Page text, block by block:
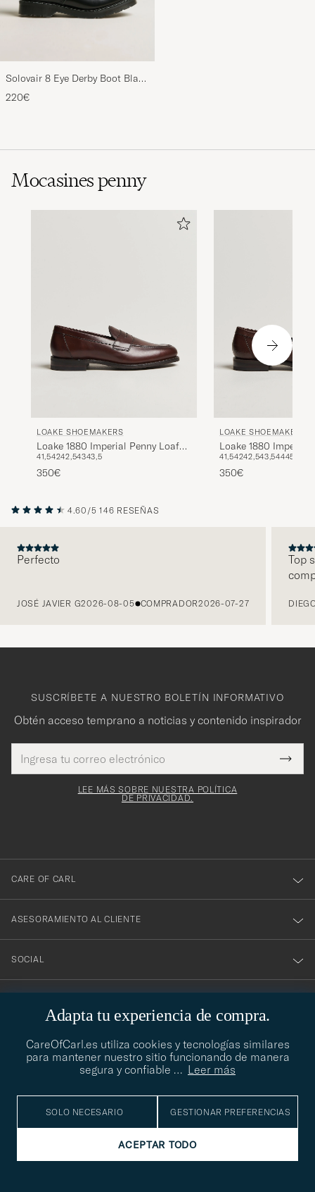
Solovair 8 Eye Derby Boot Black
Shine
220€
Mocasines penny
LOAKE SHOEMAKERS
Loake 1880 Imperial Penny Loafer
Dark Brown
41,54242,54343,5
350€
LOAKE SHOEMAKERS
Loake 1880 Imperial
Penny Loafer Dark
41,54242,543,54445
350€
4.60/5 146 RESEÑAS
Perfecto
JOSÉ JAVIER G2026-08-05 COMPRADOR2026-07-27
Top
Adapta tu experiencia de compra.
CareOfCarl.es utiliza cookies y tecnologías similares
para mantener nuestro sitio funcionando de manera
segura y confiable … Leer más
SOLO NECESARIO GESTIONAR PREFERENCIAS
ACEPTAR TODO
SUSCRÍBETE A NUESTRO BOLETÍN INFORMATIVO
Obtén acceso temprano a noticias y contenido inspirador
de
correo
Este
es
¡Gracias
por
suscribirte
boletín!
LEE MÁS SOBRE NUESTRA POLÍTICA
DE PRIVACIDAD.
CARE OF CARL
ASESORAMIENTO AL CLIENTE
SOCIAL
contact@careofcarl.com
ASESORAMIENTO DE ESTILO
estamos encantados de hacerlo